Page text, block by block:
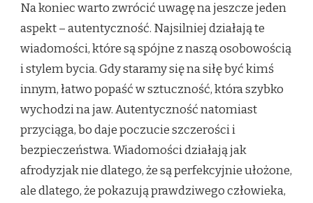
Na koniec warto zwrócić uwagę na jeszcze jeden
aspekt – autentyczność. Najsilniej działają te
wiadomości, które są spójne z naszą osobowością
i stylem bycia. Gdy staramy się na siłę być kimś
innym, łatwo popaść w sztuczność, która szybko
wychodzi na jaw. Autentyczność natomiast
przyciąga, bo daje poczucie szczerości i
bezpieczeństwa. Wiadomości działają jak
afrodyzjak nie dlatego, że są perfekcyjnie ułożone,
ale dlatego, że pokazują prawdziwego człowieka,